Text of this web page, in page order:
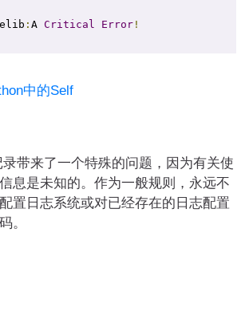
: A Critical Error!
中的Self
来了一个特殊的问题，因为有关使
息是未知的。作为一般规则，永远不
置日志系统或对已经存在的日志配置
。